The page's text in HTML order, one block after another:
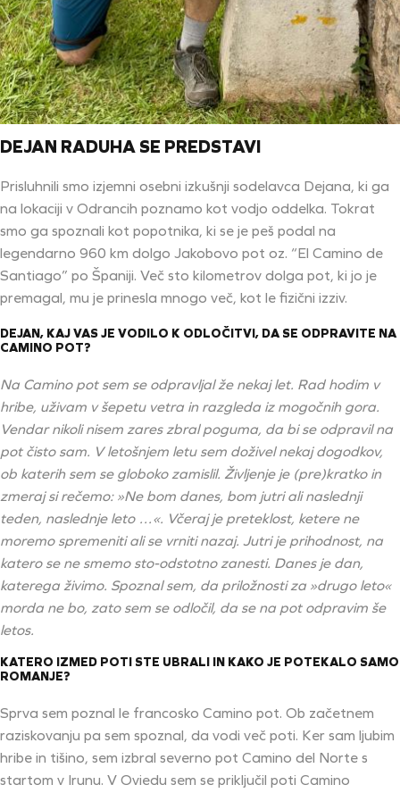
DEJAN RADUHA SE PREDSTAVI
Prisluhnili smo izjemni osebni izkušnji sodelavca Dejana, ki ga
na lokaciji v Odrancih poznamo kot vodjo oddelka. Tokrat
smo ga spoznali kot popotnika, ki se je peš podal na
legendarno 960 km dolgo Jakobovo pot oz. “El Camino de
Santiago” po Španiji. Več sto kilometrov dolga pot, ki jo je
premagal, mu je prinesla mnogo več, kot le fizični izziv.
DEJAN, KAJ VAS JE VODILO K ODLOČITVI, DA SE ODPRAVITE NA
CAMINO POT?
Na Camino pot sem se odpravljal že nekaj let. Rad hodim v
hribe, uživam v šepetu vetra in razgleda iz mogočnih gora.
Vendar nikoli nisem zares zbral poguma, da bi se odpravil na
pot čisto sam. V letošnjem letu sem doživel nekaj dogodkov,
ob katerih sem se globoko zamislil. Življenje je (pre)kratko in
zmeraj si rečemo: »Ne bom danes, bom jutri ali naslednji
teden, naslednje leto …«. Včeraj je preteklost, ketere ne
moremo spremeniti ali se vrniti nazaj. Jutri je prihodnost, na
katero se ne smemo sto-odstotno zanesti. Danes je dan,
katerega živimo. Spoznal sem, da priložnosti za »drugo leto«
morda ne bo, zato sem se odločil, da se na pot odpravim še
letos.
KATERO IZMED POTI STE UBRALI IN KAKO JE POTEKALO SAMO
ROMANJE?
Sprva sem poznal le francosko Camino pot. Ob začetnem
raziskovanju pa sem spoznal, da vodi več poti. Ker sam ljubim
hribe in tišino, sem izbral severno pot Camino del Norte s
startom v Irunu. V Oviedu sem se priključil poti Camino